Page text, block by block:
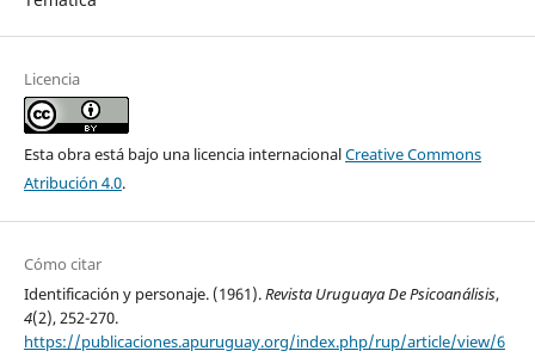
Licencia
Esta obra está bajo una licencia internacionalCreative Commons
Atribución 4.0.
Cómo citar
Identificación y personaje. (1961).Revista Uruguaya De Psicoanálisis,
4(2), 252-270.
https://publicaciones.apuruguay.org/index.php/rup/article/view/6